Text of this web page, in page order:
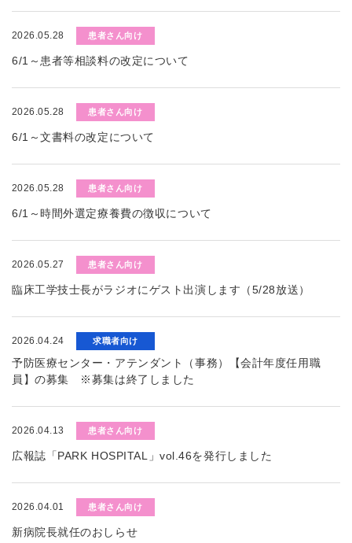
2026.05.28 患者さん向け
6/1～患者等相談料の改定について
2026.05.28 患者さん向け
6/1～文書料の改定について
2026.05.28 患者さん向け
6/1～時間外選定療養費の徴収について
2026.05.27 患者さん向け
臨床工学技士長がラジオにゲスト出演します（5/28放送）
2026.04.24 求職者向け
予防医療センター・アテンダント（事務）【会計年度任用職
員】の募集 ※募集は終了しました
2026.04.13 患者さん向け
広報誌「PARK HOSPITAL」vol.46を発行しました
2026.04.01 患者さん向け
新病院長就任のおしらせ